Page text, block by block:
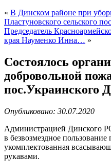
« В Динском районе при
Пластуновского сельского
Председатель
края Науменко Инна… »
Состоялось
добровольной
пос.Украинского
Опубликовано: 30.07.2020
Администрацией Динского
в безвозмездное
укомплектованная
рукавами.